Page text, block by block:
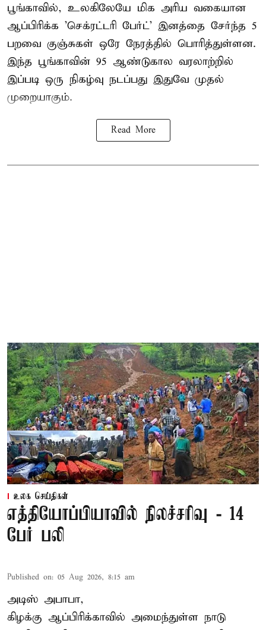
பூங்காவில், உலகிலேயே மிக அரிய வகையான
ஆப்பிரிக்க 'செக்ரட்டரி பேர்ட்' இனத்தை சேர்ந்த 5
பறவை குஞ்சுகள் ஒரே நேரத்தில் பொரித்துள்ளன.
இந்த பூங்காவின் 95 ஆண்டுகால வரலாற்றில்
இப்படி ஒரு நிகழ்வு நடப்பது இதுவே முதல்
முறையாகும்.
Read More
உலக செய்திகள்
எத்தியோப்பியாவில் நிலச்சரிவு - 14
பேர் பலி
Published on: 05 Aug 2026, 8:15 am
அடிஸ் அபாபா,
கிழக்கு ஆப்பிரிக்காவில் அமைந்துள்ள நாடு